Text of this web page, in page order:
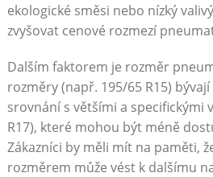
ekologické směsi nebo nízký
zvyšovat cenové rozmezí
Dalším faktorem je rozměr
rozměry (např.‌ 195/65 R15)
srovnání s‍ většími a specifickými
R17), které mohou být méně⁢
Zákazníci by⁤ měli mít ​na paměti,
rozměrem může vést k dalšímu